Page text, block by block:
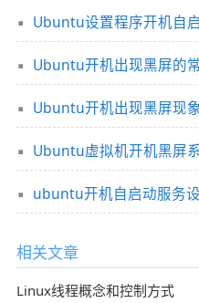
Ubuntu设置程序开机自
Ubuntu开机出现黑屏的
Ubuntu开机出现黑屏现
Ubuntu虚拟机开机黑屏
ubuntu开机自启动服务
相关文章
Linux线程概念和控制方式